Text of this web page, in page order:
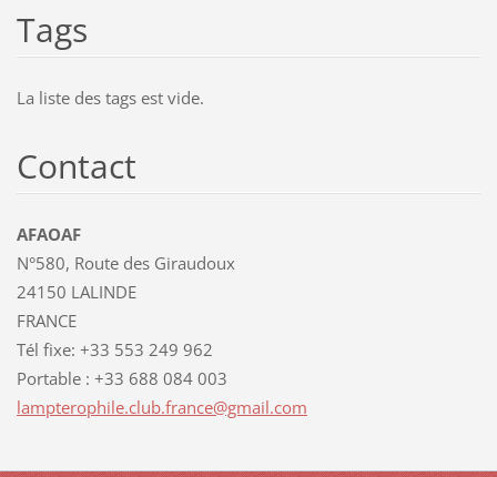
Tags
La liste des tags est vide.
Contact
AFAOAF
N°580, Route des Giraudoux
24150 LALINDE
FRANCE
Tél fixe: +33 553 249 962
Portable : +33 688 084 003
lampterophile.club.france@gmail.com